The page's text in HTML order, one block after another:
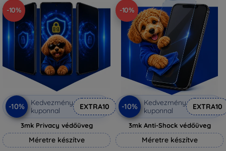
-10%
-10%
Kedvezmény
kuponnal
EXTRA10
3mk Privacy védőüveg
Méretre készítve
-10%
-10%
Kedvezmény
kuponnal
EXTRA10
3mk Anti-Shock védőüveg
Méretre készítve